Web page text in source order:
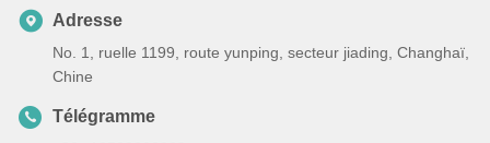
Adresse
No. 1, ruelle 1199, route yunping, secteur jiading, Changhaï,
Chine
Télégramme